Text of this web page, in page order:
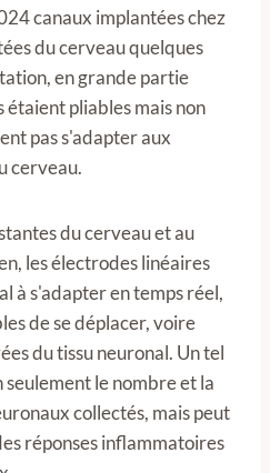
canaux implantées chez
du cerveau quelques
en grande partie
étaient pliables mais non
pas s'adapter aux
cerveau.
du cerveau et au
les électrodes linéaires
à s'adapter en temps réel,
de se déplacer, voire
du tissu neuronal. Un tel
le nombre et la
collectés, mais peut
réponses inflammatoires